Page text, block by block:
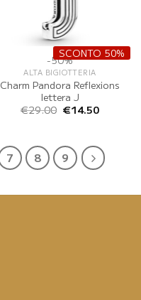
-50%
ALTA BIGIOTTERIA
Charm Pandora Reflexions
lettera J
SCONTO 50%
€29.00 Il
prezzo
€29.00.
€14.50Il
€14.50.
7 8 9